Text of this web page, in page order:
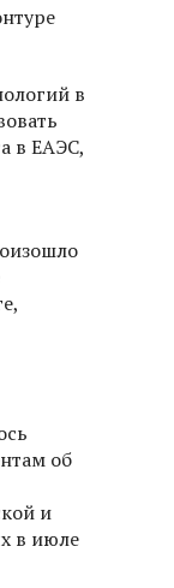
в
в ЕАЭС,
об
и
в июле